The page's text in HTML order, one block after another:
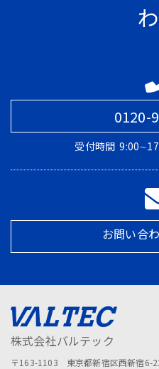
0120-
受付時間
お問い合
株式会社バルテック
〒163-1103 東京都新宿区西新宿6-